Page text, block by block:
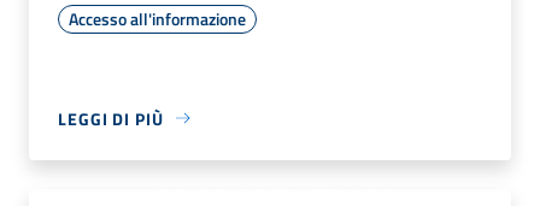
Accesso all'informazione
LEGGI DI PIÙ